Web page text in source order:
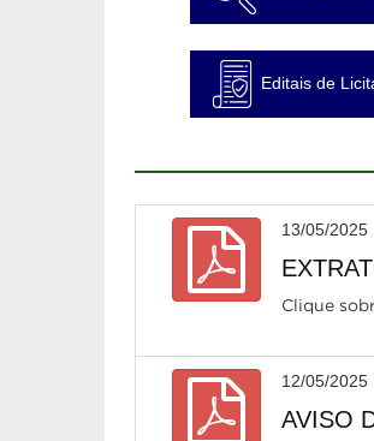
Editais de
13/05/2025
Clique
12/05/2025
AVISO